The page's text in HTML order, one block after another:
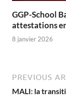
GGP-School
attestations
8 janvier 2026
PREVIOUS
MALI: la